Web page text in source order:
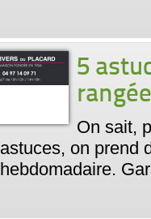
5
On sait,
astuces, on prend
hebdomadaire.